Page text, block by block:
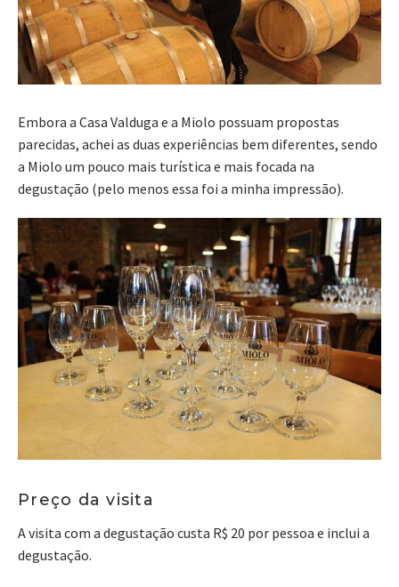
Embora a Casa Valduga e a Miolo possuam propostas
parecidas, achei as duas experiências bem diferentes, sendo
a Miolo um pouco mais turística e mais focada na
degustação (pelo menos essa foi a minha impressão).
Preço da visita
A visita com a degustação custa R$ 20 por pessoa e inclui a
degustação.